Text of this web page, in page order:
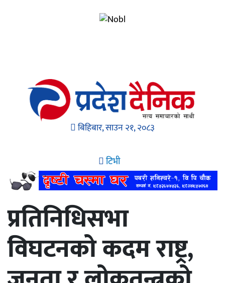
बिहिबार, साउन २१, २०८३
टिभी
प्रतिनिधिसभा
विघटनको कदम राष्ट्र,